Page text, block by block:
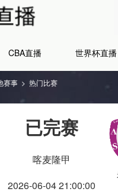
CBA直播 世界杯直播
赛事 > 热门比赛
已完赛
喀麦隆甲
2026-06-04 21:00:00